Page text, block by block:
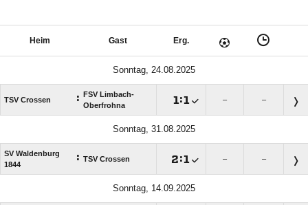
Heim Gast Erg.
Sonntag, 24.08.2025
TSV Crossen :
FSV Limbach-
Oberfrohna
: – –
Sonntag, 31.08.2025
SV Waldenburg
1844
: TSV Crossen : – –
Sonntag, 14.09.2025